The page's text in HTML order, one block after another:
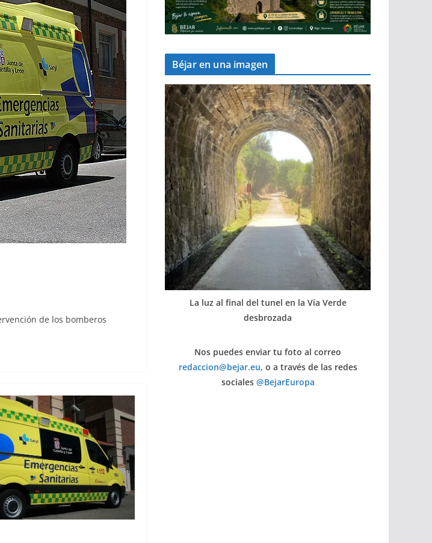
de los bomberos
Béjar en una imagen
La luz al final del tunel en la Vía Verde
desbrozada
Nos puedes enviar tu foto al correo
redaccion@bejar.eu, o a través de las redes
sociales @BejarEuropa